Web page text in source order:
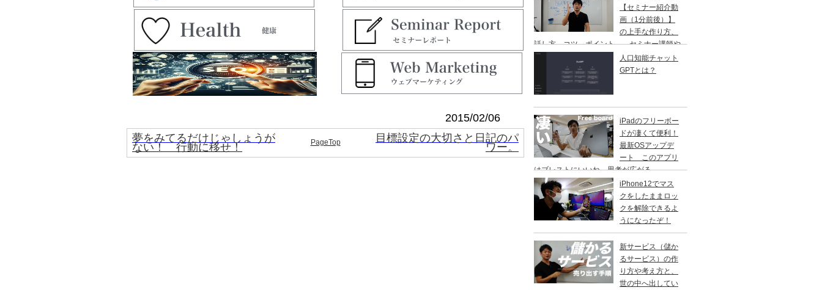
2015/02/06
夢をみてるだけじゃしょうが
ない！ 行動に移せ！ PageTop 目標設定の大切さと日記のパ
ワー。
【セミナー紹介動
画（1分前後）】
の上手な作り方、
話し方、コツ、ポイント、 セミナー講師や
研修講師の方ご参考に
人口知能チャット
GPTとは？
iPadのフリーボー
ドが凄くて便利！
最新OSアップデ
ート このアプリ
はブレストにいいね。思考が広がる。
iPhone12でマス
クをしたままロッ
クを解除できるよ
うになったぞ！
新サービス（儲か
るサービス）の作
り方や考え方と、
世の中へ出してい